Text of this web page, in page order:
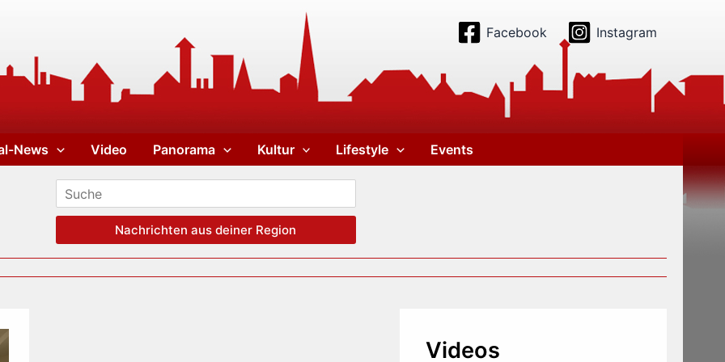
Facebook Instagram
News Video Panorama Kultur Lifestyle Events
Nachrichten aus deiner Region
Videos